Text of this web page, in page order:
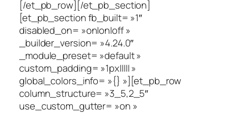
[/et_pb_row][/et_pb_section]
[et_pb_section fb_built= »1″
disabled_on= »on|on|off »
_builder_version= »4.24.0″
_module_preset= »default »
custom_padding= »1px||||| »
global_colors_info= »{} »][et_pb_row
column_structure= »3_5,2_5″
use_custom_gutter= »on »